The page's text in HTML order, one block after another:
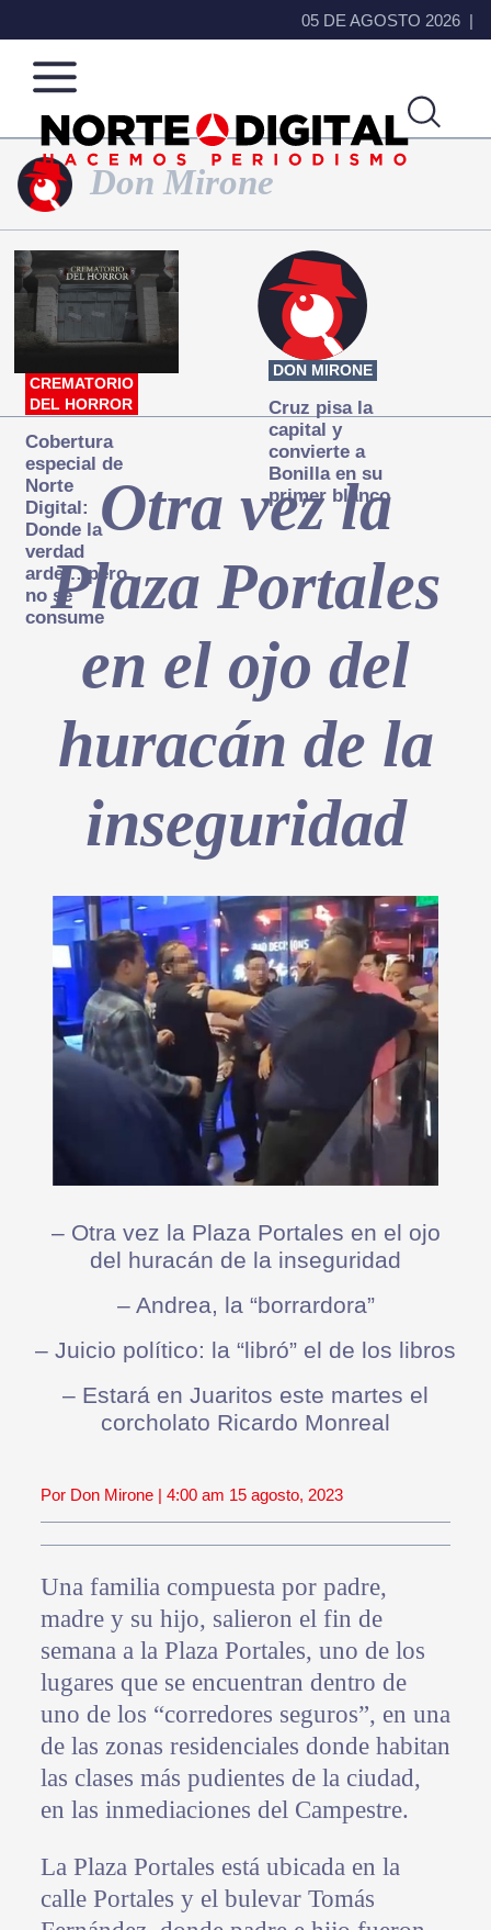
05 DE AGOSTO 2026
Norte
de
Ciudad
Juárez
Más
que
noticias,
hacemos periodismo
Don Mirone
CREMATORIO
DEL HORROR
Cobertura
especial de
Norte
Digital:
Donde la
verdad
arde… pero
no se
consume
DON MIRONE
Cruz pisa la
capital y
convierte a
Bonilla en su
primer blanco
Otra vez la
Plaza Portales
en el ojo del
huracán de la
inseguridad
– Otra vez la Plaza Portales en el ojo
del huracán de la inseguridad
– Andrea, la “borrardora”
– Juicio político: la “libró” el de los libros
– Estará en Juaritos este martes el
corcholato Ricardo Monreal
Por Don Mirone | 4:00 am 15 agosto, 2023
Una familia compuesta por padre,
madre y su hijo, salieron el fin de
semana a la Plaza Portales, uno de los
lugares que se encuentran dentro de
uno de los “corredores seguros”, en una
de las zonas residenciales donde habitan
las clases más pudientes de la ciudad,
en las inmediaciones del Campestre.
La Plaza Portales está ubicada en la
calle Portales y el bulevar Tomás